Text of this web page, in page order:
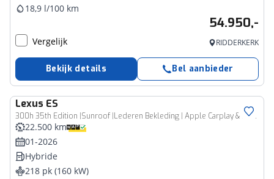
18,9 l/100 km
54.950,-
Vergelijk RIDDERKERK
Bekijk details Bel aanbieder
Lexus ES
300h 35th Edition |Sunroof |Lederen Bekleding | Apple Carplay & Android Auto |
22.500 km
01-2026
Hybride
218 pk (160 kW)